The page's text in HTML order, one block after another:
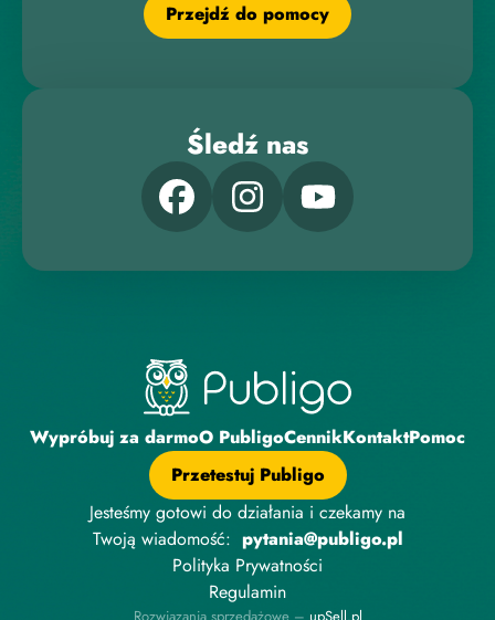
Przejdź do pomocy
Śledź nas
Wypróbuj za darmoO PubligoCennikKontaktPomoc
Przetestuj Publigo
Jesteśmy gotowi do działania i czekamy na
Twoją wiadomość: pytania@publigo.pl
Polityka Prywatności
Regulamin